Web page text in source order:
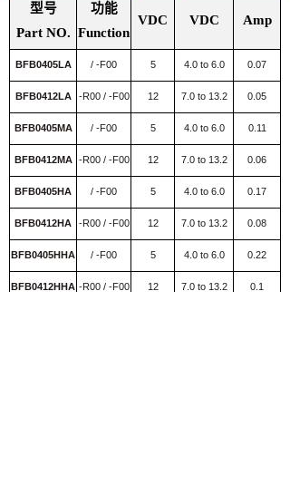
型号
Part NO.
功能
Function
VDC VDC Amp
BFB0405LA / -F00 5 4.0 to 6.0 0.07
BFB0412LA -R00 / -F00 12 7.0 to 13.2 0.05
BFB0405MA / -F00 5 4.0 to 6.0 0.11
BFB0412MA -R00 / -F00 12 7.0 to 13.2 0.06
BFB0405HA / -F00 5 4.0 to 6.0 0.17
BFB0412HA -R00 / -F00 12 7.0 to 13.2 0.08
BFB0405HHA / -F00 5 4.0 to 6.0 0.22
BFB0412HHA -R00 / -F00 12 7.0 to 13.2 0.1